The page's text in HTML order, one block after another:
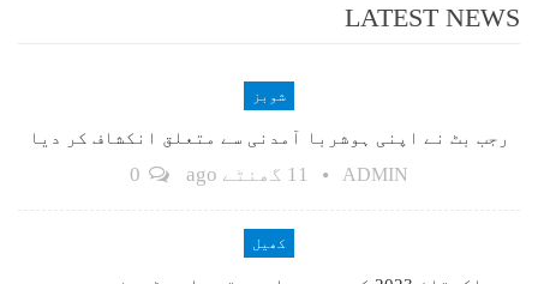
LATEST NEWS
شوبز
رجب بٹ نے اپنی ہوشربا آمدنی سے متعلق انکشاف کر دیا
ADMIN 11 گھنٹے ago
کھیل